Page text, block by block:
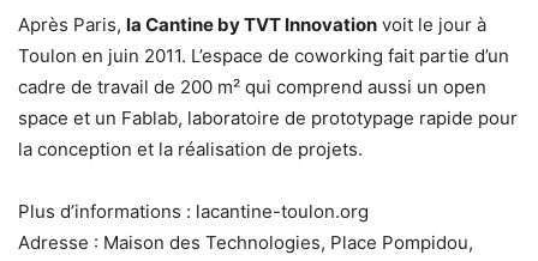
Après Paris, la Cantine by TVT Innovation voit le jour à
Toulon en juin 2011. L’espace de coworking fait partie d’un
cadre de travail de 200 m² qui comprend aussi un open
space et un Fablab, laboratoire de prototypage rapide pour
la conception et la réalisation de projets.
Plus d’informations : lacantine-toulon.org
Adresse : Maison des Technologies, Place Pompidou,